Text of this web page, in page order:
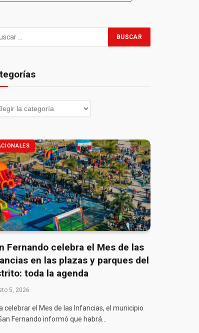
Fernando celebra el Mes de las
en las plazas y parques del
toda la agenda
5, 2026
celebrar el Mes de las Infancias, el municipio
Fernando informó que habrá…